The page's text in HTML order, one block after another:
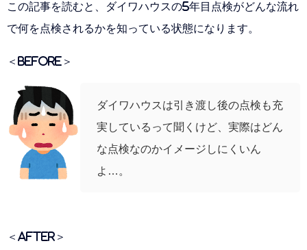
この記事を読むと、ダイワハウスの5年目点検がどんな流れ
で何を点検されるかを知っている状態になります。
＜BEFORE＞
ダイワハウスは引き渡し後の点検も充
実しているって聞くけど、実際はどん
な点検なのかイメージしにくいん
よ…。
＜AFTER＞